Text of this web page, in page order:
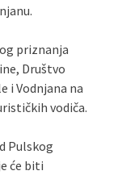
priznanja
Društvo
i Vodnjana na
vodiča.
Pulskog
će biti